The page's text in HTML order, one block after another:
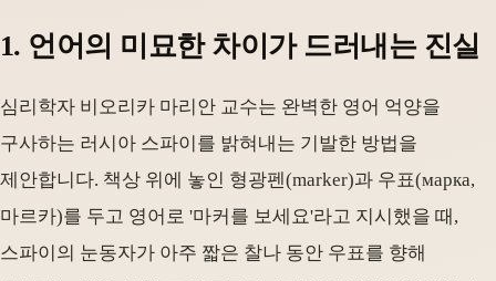
1. 언어의 미묘한 차이가 드러내는 진실
심리학자 비오리카 마리안 교수는 완벽한 영어 억양을
구사하는 러시아 스파이를 밝혀내는 기발한 방법을
제안합니다. 책상 위에 놓인 형광펜(marker)과 우표(марка,
마르카)를 두고 영어로 '마커를 보세요'라고 지시했을 때,
스파이의 눈동자가 아주 짧은 찰나 동안 우표를 향해